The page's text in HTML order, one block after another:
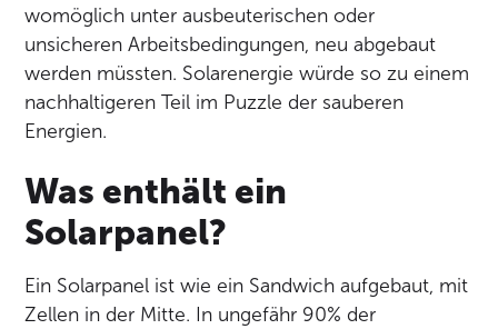
womöglich unter ausbeuterischen oder
unsicheren Arbeitsbedingungen, neu abgebaut
werden müssten. Solarenergie würde so zu einem
nachhaltigeren Teil im Puzzle der sauberen
Energien.
Was enthält ein
Solarpanel?
Ein Solarpanel ist wie ein Sandwich aufgebaut, mit
Zellen in der Mitte. In ungefähr 90% der